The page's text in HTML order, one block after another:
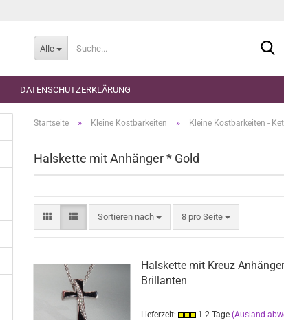
Alle
DATENSCHUTZERKLÄRUNG
Startseite » Kleine Kostbarkeiten » Kleine Kostbarkeiten -
Halskette mit Anhänger * Gold
Sortieren nach
Sortieren nach 8 pro Seite
pro Seite
Halskette mit Kreuz
Brillanten
Lieferzeit: 1-2 Tage (Ausland